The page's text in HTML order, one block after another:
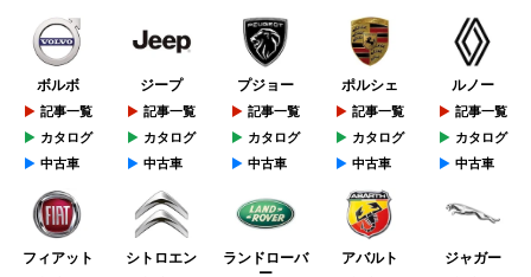
ボルボ
記事一覧
カタログ
中古車
ジープ
記事一覧
カタログ
中古車
プジョー
記事一覧
カタログ
中古車
ポルシェ
記事一覧
カタログ
中古車
ルノー
記事一覧
カタログ
中古車
フィアット シトロエン
ランドローバ
ー
アバルト ジャガー